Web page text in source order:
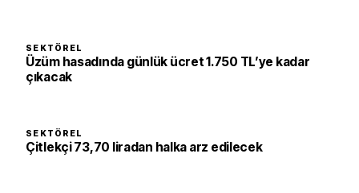
SEKTÖREL
Üzüm hasadında günlük ücret 1.750 TL’ye kadar
çıkacak
SEKTÖREL
Çitlekçi 73,70 liradan halka arz edilecek